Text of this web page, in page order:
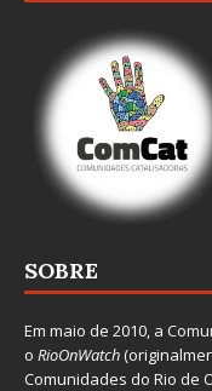
SOBRE
Em maio de 2010, a
o RioOnWatch
Comunidades do Rio de